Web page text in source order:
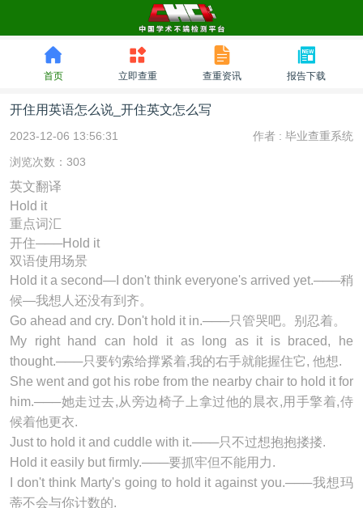
首页 立即查重 查重资讯 报告下载
开住用英语怎么说_开住英文怎么写
2023-12-06 13:56:31 作者 : 毕业查重系统
浏览次数：303
英文翻译
Hold it
重点词汇
开住───Hold it
双语使用场景
Hold it a second—I don't think everyone's arrived yet.───稍
候—我想人还没有到齐。
Go ahead and cry. Don't hold it in.───只管哭吧。别忍着。
My right hand can hold itas long as it is braced, he
thought.───只要钓索给撑紧着,我的右手就能握住它, 他想.
She went and got his robe from the nearby chair to hold it for
him.───她走过去,从旁边椅子上拿过他的晨衣,用手擎着,侍
候着他更衣.
Just to hold it and cuddle with it.───只不过想抱抱搂搂.
Hold it easily but firmly.───要抓牢但不能用力.
I don't think Marty's going to hold it against you.───我想玛
蒂不会与你计数的.